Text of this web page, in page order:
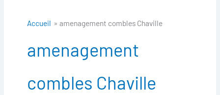
Accueil amenagement combles Chaville
amenagement
combles Chaville